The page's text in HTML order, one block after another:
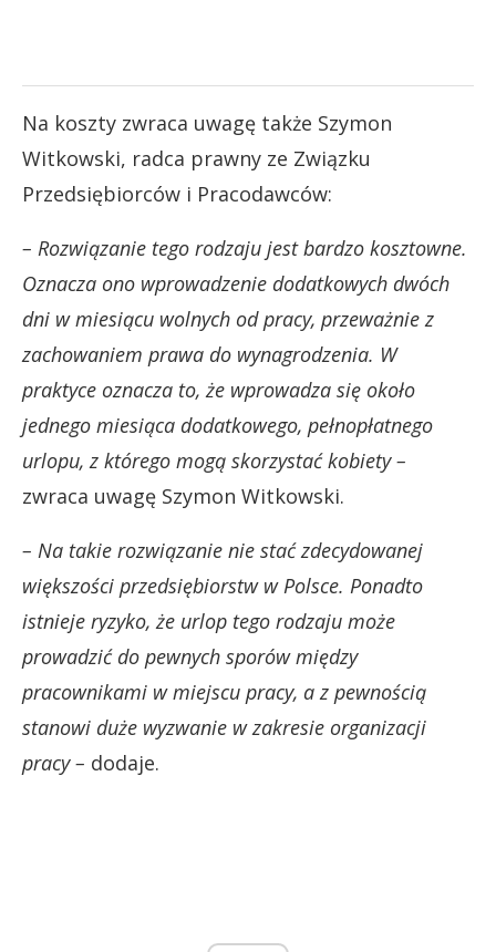
Na koszty zwraca uwagę także Szymon
Witkowski, radca prawny ze Związku
Przedsiębiorców i Pracodawców:
– Rozwiązanie tego rodzaju jest bardzo kosztowne.
Oznacza ono wprowadzenie dodatkowych dwóch
dni w miesiącu wolnych od pracy, przeważnie z
zachowaniem prawa do wynagrodzenia. W
praktyce oznacza to, że wprowadza się około
jednego miesiąca dodatkowego, pełnopłatnego
urlopu, z którego mogą skorzystać kobiety –
zwraca uwagę Szymon Witkowski.
– Na takie rozwiązanie nie stać zdecydowanej
większości przedsiębiorstw w Polsce. Ponadto
istnieje ryzyko, że urlop tego rodzaju może
prowadzić do pewnych sporów między
pracownikami w miejscu pracy, a z pewnością
stanowi duże wyzwanie w zakresie organizacji
pracy – dodaje.